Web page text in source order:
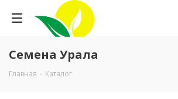
Семена Урала
Главная - Каталог